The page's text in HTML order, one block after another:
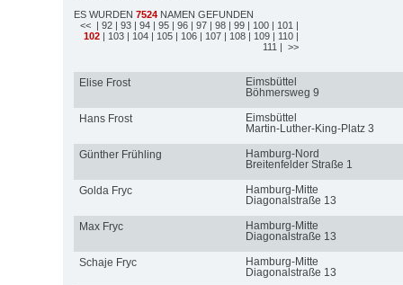
ES WURDEN 7524 NAMEN GEFUNDEN
<< | 92 | 93 | 94 | 95 | 96 | 97 | 98 | 99 | 100 | 101 |
102 | 103 | 104 | 105 | 106 | 107 | 108 | 109 | 110 |
111 | >>
Elise Frost
Eimsbüttel
Böhmersweg 9
Hans Frost
Eimsbüttel
Martin-Luther-King-Platz 3
Günther Frühling
Hamburg-Nord
Breitenfelder Straße 1
Golda Fryc
Hamburg-Mitte
Diagonalstraße 13
Max Fryc
Hamburg-Mitte
Diagonalstraße 13
Schaje Fryc
Hamburg-Mitte
Diagonalstraße 13